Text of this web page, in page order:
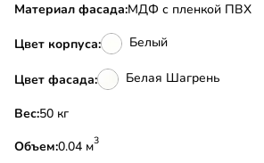
Материал фасада:МДФ с пленкой ПВХ
Цвет корпуса: Белый
Цвет фасада: Белая Шагрень
Вес:
50 кг
Объем:
0.04 м3